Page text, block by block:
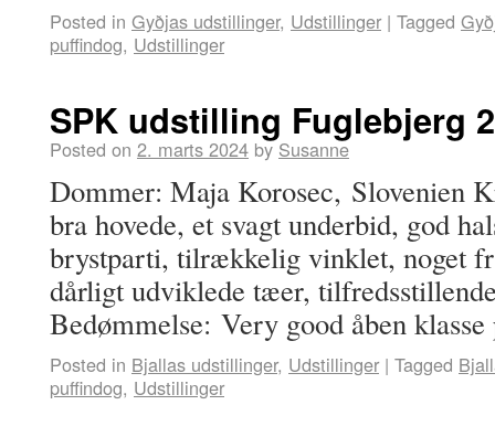
Posted in Gyðjas udstillinger, Udstillinger | Tagged
puffindog, Udstillinger
SPK udstilling Fuglebjerg
Posted on 2. marts 2024 by Susanne
Dommer: Maja Korosec, Slovenien
bra hovede, et svagt underbid, god
brystparti, tilrækkelig vinklet, noget
dårligt udviklede tæer,
Bedømmelse: Very good åben klasse
Posted in Bjallas udstillinger, Udstillinger | Tagged
puffindog, Udstillinger